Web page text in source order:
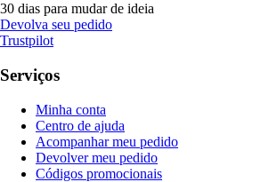
30 dias para mudar de ideia
Devolva seu pedido
Trustpilot
Serviços
Minha conta
Centro de ajuda
Acompanhar meu pedido
Devolver meu pedido
Códigos promocionais